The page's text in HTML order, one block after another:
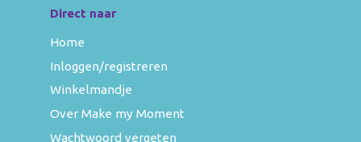
Direct naar
Home
Inloggen/registreren
Winkelmandje
Over Make my Moment
Wachtwoord vergeten